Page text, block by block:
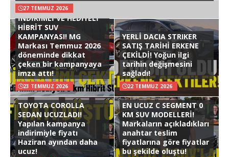
27 TEMMUZ 2026
İNDİRİMLİ VE HEDİYELİ
HİBRİT SUV
KAMPANYASI! MG
Markası Temmuz 2026
döneminde dikkat
çeken bir kampanyaya
imza attı!
23 TEMMUZ 2026
YERLİ DACIA STRIKER
SATIŞ TARİHİ ERKENE
ÇEKİLDİ! Yoğun ilgi
tarihin değişmesini
sağladı!
22 TEMMUZ 2026
TOYOTA COROLLA
SEDAN UCUZLADI!
Yapılan kampanya
indirimiyle fiyatı
Haziran ayından daha
ucuz!
EN UCUZ C SEGMENT 0
KM SUV MODELLERİ!
Markaların açıkladıkları
anahtar teslim
fiyatlarına göre fiyatlar
bu şekilde oluştu!